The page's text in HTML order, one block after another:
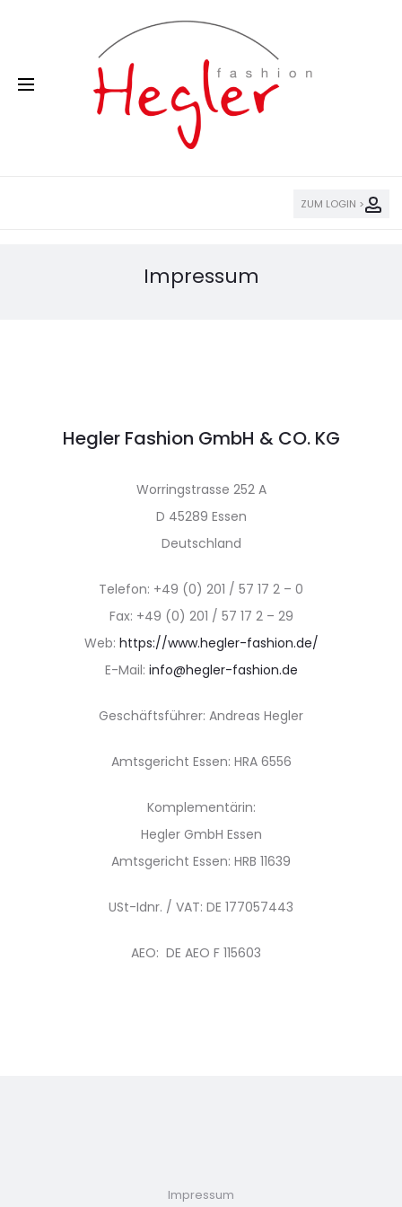
ZUM LOGIN >
Impressum
Hegler Fashion GmbH & CO. KG
Worringstrasse 252 A
D 45289 Essen
Deutschland
Telefon: +49 (0) 201 / 57 17 2 – 0
Fax: +49 (0) 201 / 57 17 2 – 29
Web: https://www.hegler-fashion.de/
E-Mail: info@hegler-fashion.de
Geschäftsführer: Andreas Hegler
Amtsgericht Essen: HRA 6556
Komplementärin:
Hegler GmbH Essen
Amtsgericht Essen: HRB 11639
USt-Idnr. / VAT: DE 177057443
AEO: DE AEO F 115603
Impressum